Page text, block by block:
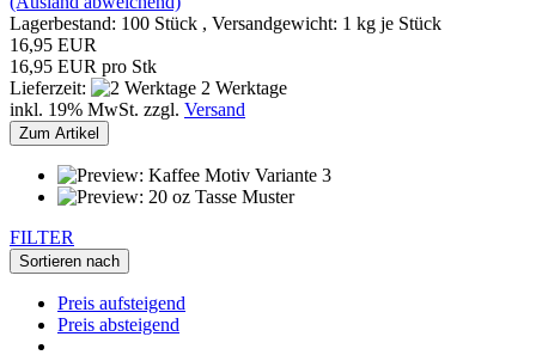
Lagerbestand: 100 Stück , Versandgewicht: 1 kg je Stück
16,95 EUR
16,95 EUR pro Stk
Lieferzeit:
2 Werktage
inkl. 19% MwSt. zzgl. Versand
Zum Artikel
FILTER
Sortieren nach
Preis aufsteigend
Preis absteigend